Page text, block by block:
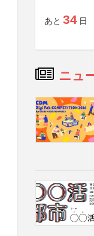
あと 34 日
ニュ